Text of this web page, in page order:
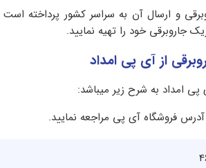
و ارسال آن به سراسر کشور پرداخته است
جاروبرقی خود را تهیه نمایید.
از آی پی امداد
امداد به شرح زیر میباشد:
فروشگاه آی پی مراجعه نمایید.